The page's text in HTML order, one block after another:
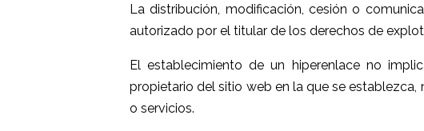
La distribución, modificación, cesión o
autorizado por el titular de los derechos de
El establecimiento de un hiperenlace no
propietario del sitio web en la que se
o servicios.